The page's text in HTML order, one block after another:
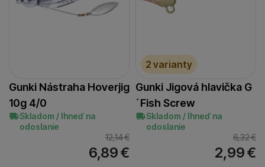
Gunki Nástraha Hoverjig
10g 4/0
Skladom / Ihneď na
odoslanie
12,14€
6,89€
2 varianty
Gunki Jigová hlavička G
´Fish Screw
Skladom / Ihneď na
odoslanie
6,32€
2,99€